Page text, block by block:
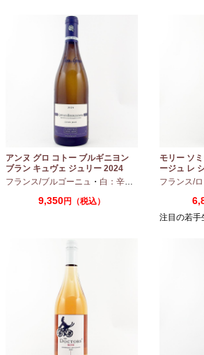
アンヌ グロ コトー ブルギニヨン
ブラン キュヴェ ジュリー 2024
フランス/ブルゴーニュ ・ 白：辛口 シャルドネ
9,350円（税込）
モリー ソ
ージュ レ
フランス/
注目の若手